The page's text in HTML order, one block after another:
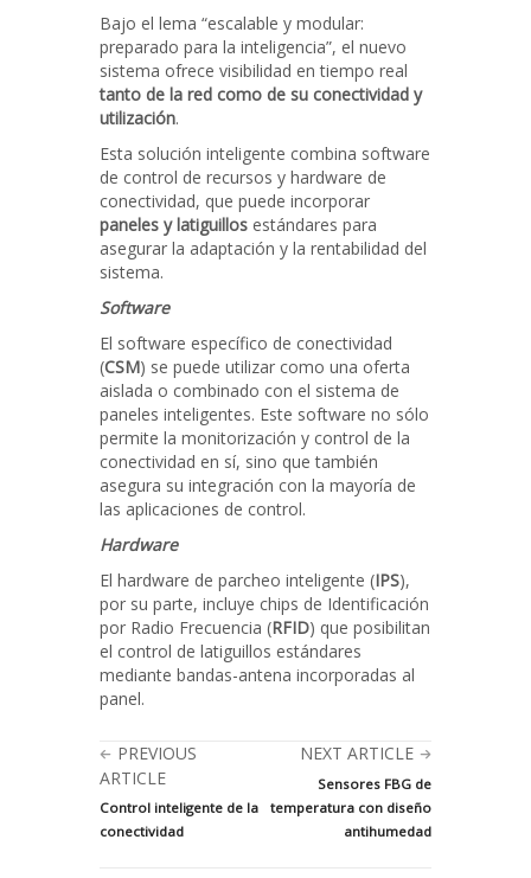
Bajo el lema “escalable y modular:
preparado para la inteligencia”, el nuevo
sistema ofrece visibilidad en tiempo real
tanto de la red como de su conectividad y
utilización.
Esta solución inteligente combina software
de control de recursos y hardware de
conectividad, que puede incorporar
paneles y latiguillos estándares para
asegurar la adaptación y la rentabilidad del
sistema.
Software
El software específico de conectividad
(CSM) se puede utilizar como una oferta
aislada o combinado con el sistema de
paneles inteligentes. Este software no sólo
permite la monitorización y control de la
conectividad en sí, sino que también
asegura su integración con la mayoría de
las aplicaciones de control.
Hardware
El hardware de parcheo inteligente (IPS),
por su parte, incluye chips de Identificación
por Radio Frecuencia (RFID) que posibilitan
el control de latiguillos estándares
mediante bandas-antena incorporadas al
panel.
PREVIOUS
ARTICLE
Control inteligente de la
conectividad
NEXT ARTICLE
Sensores FBG de
temperatura con diseño
antihumedad